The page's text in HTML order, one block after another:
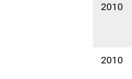
2010
2010